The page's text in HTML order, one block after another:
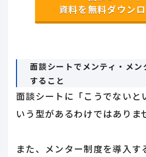
資料を無料ダウン
面談シートでメンティ・メン
すること
面談シートに「こうでないと
いう型があるわけではありま
また、メンター制度を導入す